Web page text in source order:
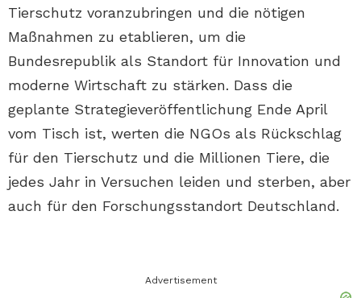
Tierschutz voranzubringen und die nötigen
Maßnahmen zu etablieren, um die
Bundesrepublik als Standort für Innovation und
moderne Wirtschaft zu stärken. Dass die
geplante Strategieveröffentlichung Ende April
vom Tisch ist, werten die NGOs als Rückschlag
für den Tierschutz und die Millionen Tiere, die
jedes Jahr in Versuchen leiden und sterben, aber
auch für den Forschungsstandort Deutschland.
Advertisement